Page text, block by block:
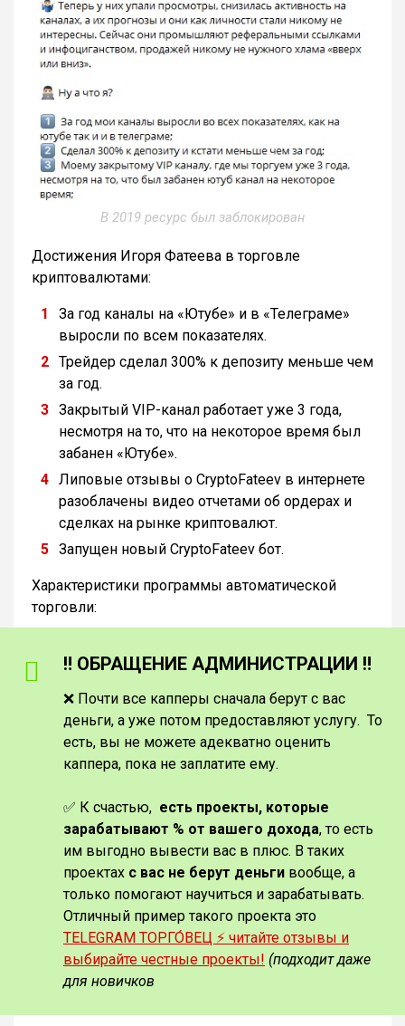
В 2019 ресурс был заблокирован
Достижения Игоря Фатеева в торговле
криптовалютами:
За год каналы на «Ютубе» и в «Телеграме»
выросли по всем показателях.
Трейдер сделал 300% к депозиту меньше чем
за год.
Закрытый VIP-канал работает уже 3 года,
несмотря на то, что на некоторое время был
забанен «Ютубе».
Липовые отзывы о CryptoFateev в интернете
разоблачены видео отчетами об ордерах и
сделках на рынке криптовалют.
Запущен новый CryptoFateev бот.
Характеристики программы автоматической
торговли:
‼️ ОБРАЩЕНИЕ АДМИНИСТРАЦИИ ‼️
❌ Почти все капперы сначала берут с вас
деньги, а уже потом предоставляют услугу. То
есть, вы не можете адекватно оценить
каппера, пока не заплатите ему.
✅ К счастью, есть проекты, которые
зарабатывают % от вашего дохода, то есть
им выгодно вывести вас в плюс. В таких
проектах с вас не берут деньги вообще, а
только помогают научиться и зарабатывать.
Отличный пример такого проекта это
TELEGRAM ТОРГО́ВЕЦ ⚡️ читайте отзывы и
выбирайте честные проекты! (подходит даже
для новичков